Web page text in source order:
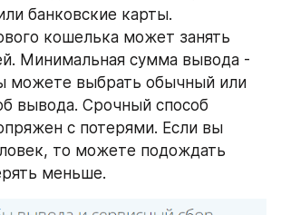
банковские карты.
кошелька может занять
Минимальная сумма вывода -
можете выбрать обычный или
вывода. Срочный способ
с потерями. Если вы
то можете подождать
меньше.